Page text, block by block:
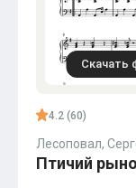
Скачать
4.2 (60)
Лесоповал,
Птичий